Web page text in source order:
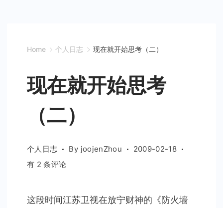
Home 个人日志 现在就开始思考（二）
现在就开始思考
（二）
个人日志 By joojenZhou
2009-02-18
现
开
有 2 条评论
这段时间江苏卫视在放宁财神的《防火墙